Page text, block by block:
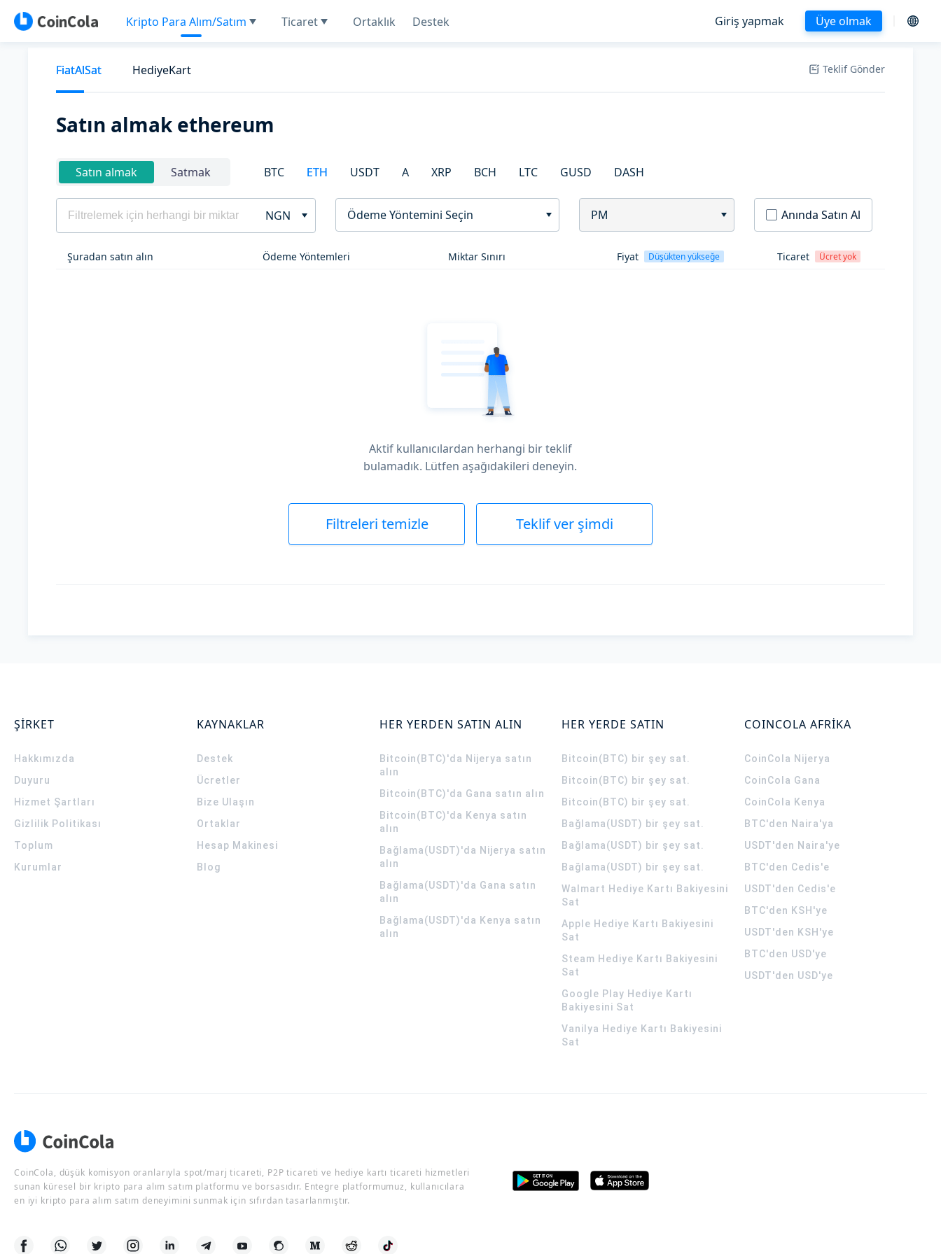
Kripto Para Alım/Satım Ticaret Ortaklık Destek Giriş yapmak Üye olmak
FiatAlSat HediyeKart Teklif Gönder
Satın almak ethereum
Satın almak Satmak BTC ETH USDT A XRP BCH LTC GUSD DASH
NGN Ödeme Yöntemini Seçin PM Anında Satın Al
Şuradan satın alın Ödeme Yöntemleri Miktar Sınırı Fiyat Düşükten yükseğe Ticaret Ücret yok
Aktif kullanıcılardan herhangi bir teklif
bulamadık. Lütfen aşağıdakileri deneyin.
Filtreleri temizle Teklif ver şimdi
ŞİRKET
Hakkımızda
Duyuru
Hizmet Şartları
Gizlilik Politikası
Toplum
Kurumlar
KAYNAKLAR
Destek
Ücretler
Bize Ulaşın
Ortaklar
Hesap Makinesi
Blog
HER YERDEN SATIN ALIN
Bitcoin(BTC)'da Nijerya satın
alın
Bitcoin(BTC)'da Gana satın alın
Bitcoin(BTC)'da Kenya satın
alın
Bağlama(USDT)'da Nijerya satın
alın
Bağlama(USDT)'da Gana satın
alın
Bağlama(USDT)'da Kenya satın
alın
HER YERDE SATIN
Bitcoin(BTC) bir şey sat.
Bitcoin(BTC) bir şey sat.
Bitcoin(BTC) bir şey sat.
Bağlama(USDT) bir şey sat.
Bağlama(USDT) bir şey sat.
Bağlama(USDT) bir şey sat.
Walmart Hediye Kartı Bakiyesini
Sat
Apple Hediye Kartı Bakiyesini
Sat
Steam Hediye Kartı Bakiyesini
Sat
Google Play Hediye Kartı
Bakiyesini Sat
Vanilya Hediye Kartı Bakiyesini
Sat
COINCOLA AFRİKA
CoinCola Nijerya
CoinCola Gana
CoinCola Kenya
BTC'den Naira'ya
USDT'den Naira'ye
BTC'den Cedis'e
USDT'den Cedis'e
BTC'den KSH'ye
USDT'den KSH'ye
BTC'den USD'ye
USDT'den USD'ye
CoinCola, düşük komisyon oranlarıyla spot/marj ticareti, P2P ticareti ve hediye kartı ticareti hizmetleri
sunan küresel bir kripto para alım satım platformu ve borsasıdır. Entegre platformumuz, kullanıcılara
en iyi kripto para alım satım deneyimini sunmak için sıfırdan tasarlanmıştır.